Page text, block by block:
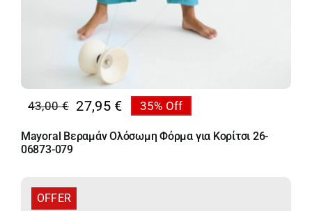
43,00€
Original
price
was:
27,95 €
Η
τρέχουσα
τιμή
35% Off
Mayoral Βεραμάν Ολόσωμη Φόρμα για Κορίτσι 26-
06873-079
OFFER